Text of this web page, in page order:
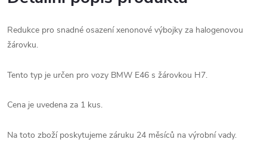
Redukce pro snadné osazení xenonové výbojky za halogenovou
žárovku.
Tento typ je určen pro vozy BMW E46 s žárovkou H7.
Cena je uvedena za 1 kus.
Na toto zboží poskytujeme záruku 24 měsíců na výrobní vady.